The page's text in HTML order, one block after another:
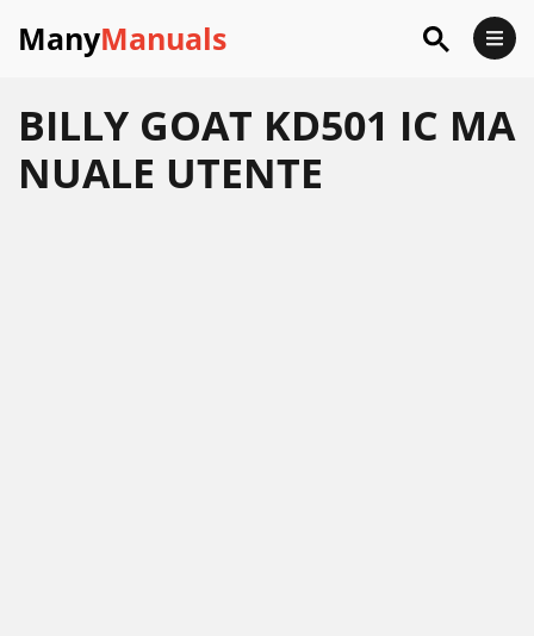
ManyManuals
BILLY GOAT KD501 IC MA
NUALE UTENTE